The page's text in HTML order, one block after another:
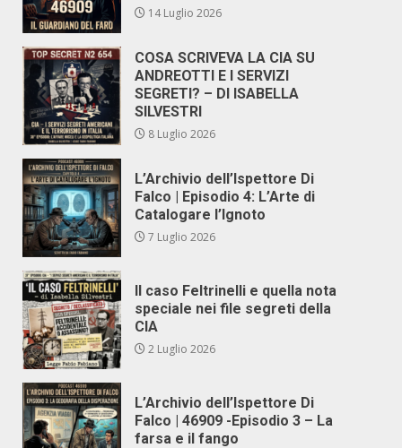
14 Luglio 2026
COSA SCRIVEVA LA CIA SU
ANDREOTTI E I SERVIZI
SEGRETI? – DI ISABELLA
SILVESTRI
8 Luglio 2026
L’Archivio dell’Ispettore Di
Falco | Episodio 4: L’Arte di
Catalogare l’Ignoto
7 Luglio 2026
Il caso Feltrinelli e quella nota
speciale nei file segreti della
CIA
2 Luglio 2026
L’Archivio dell’Ispettore Di
Falco | 46909 -Episodio 3 – La
farsa e il fango